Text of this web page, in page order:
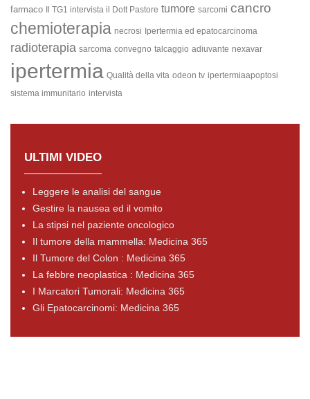
farmaco Il TG1 intervista il Dott Pastore tumore sarcomi cancro
chemioterapia necrosi Ipertermia ed epatocarcinoma
radioterapia sarcoma convegno talcaggio adiuvante nexavar
ipertermia Qualità della vita odeon tv ipertermiaapoptosi
sistema immunitario intervista
ULTIMI VIDEO
Leggere le analisi del sangue
Gestire la nausea ed il vomito
La stipsi nel paziente oncologico
Il tumore della mammella: Medicina 365
Il Tumore del Colon : Medicina 365
La febbre neoplastica : Medicina 365
I Marcatori Tumorali: Medicina 365
Gli Epatocarcinomi: Medicina 365